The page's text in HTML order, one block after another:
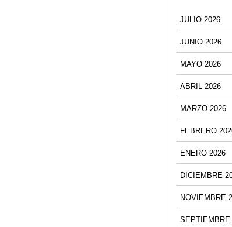
JULIO 2026
JUNIO 2026
MAYO 2026
ABRIL 2026
MARZO 2026
FEBRERO
ENERO 2026
DICIEMBRE
NOVIEMBRE
SEPTIEMBRE